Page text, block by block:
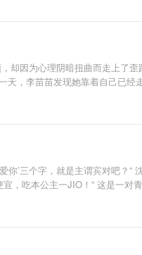
却因为心理阴暗扭曲而走上了
，李苗苗发现她靠着自己已经
’三个字，就是主谓宾对吧？”
，吃本公主一JIO！” 这是一